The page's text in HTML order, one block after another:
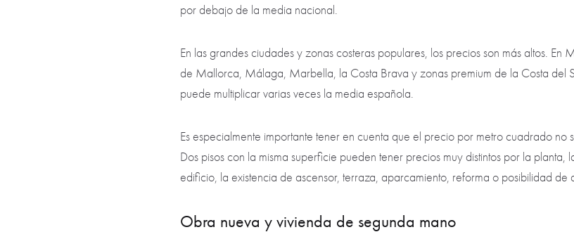
por debajo de la media nacional.
En las grandes ciudades y zonas costeras populares, los precios son más altos. En
de Mallorca, Málaga, Marbella, la Costa Brava y zonas premium de la Costa del
puede multiplicar varias veces la media española.
Es especialmente importante tener en cuenta que el precio por metro cuadrado
Dos pisos con la misma superficie pueden tener precios muy distintos por la planta,
edificio, la existencia de ascensor, terraza, aparcamiento, reforma o posibilidad de
Obra nueva y vivienda de segunda mano